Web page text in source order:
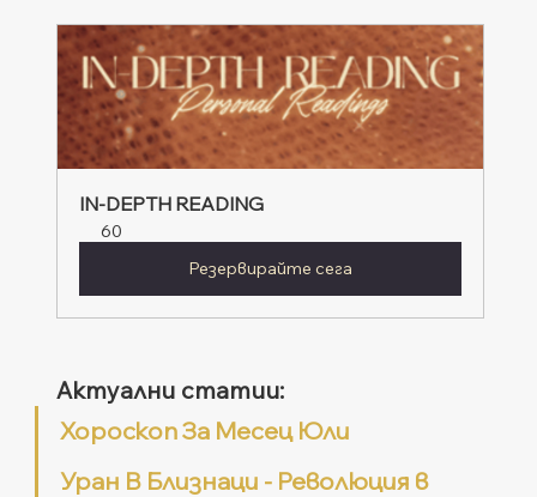
IN-DEPTH READING
60
Резервирайте сега
Актуални статии:
Хороскоп За Месец Юли
Уран В Близнаци - Революция в